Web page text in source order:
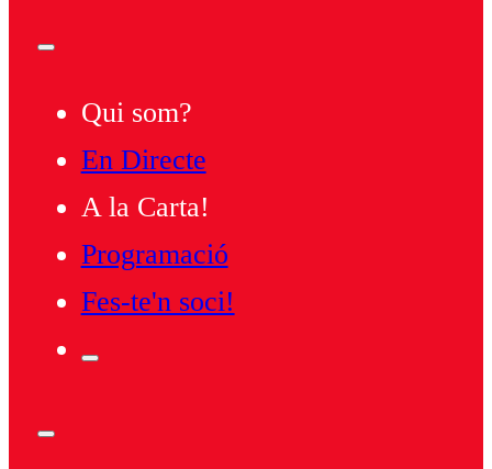
Qui som?
En Directe
A la Carta!
Programació
Fes-te'n soci!